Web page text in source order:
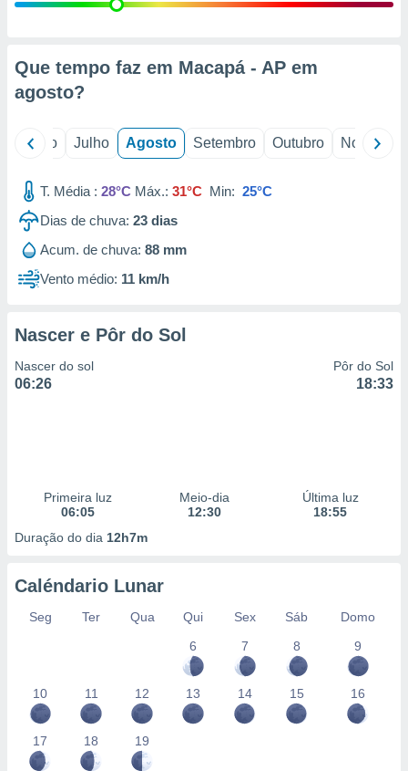
através
estudos
1199
Que tempo faz em Macapá - AP em
agosto?
Junho Julho Agosto Setembro Outubro Novembro
T. Média : 28°C Máx.: 31°C Min: 25°C
Dias de chuva: 23 dias
Acum. de chuva: 88 mm
Vento médio: 11 km/h
Nascer e Pôr do Sol
Nascer do sol
06:26
Pôr do Sol
18:33
Primeira luz
06:05
Meio-dia
12:30
Última luz
18:55
Duração do dia 12h7m
Caléndario Lunar
Seg Ter Qua Qui Sex Sáb
Domo
6
7 8 9
10 11 12 13 14 15 16
17 18 19